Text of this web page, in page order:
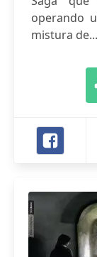
operando
mistura de...